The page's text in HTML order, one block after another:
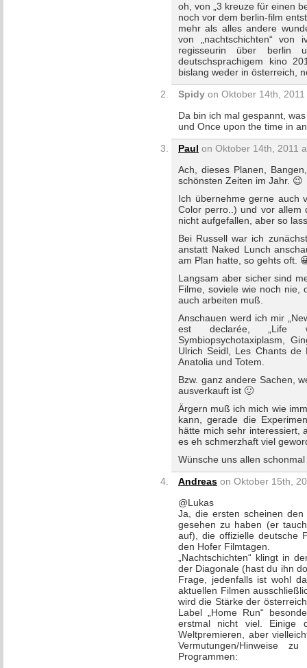
oh, von „3 kreuze für einen
noch vor dem berlin-film
mehr als alles andere
von „nachtschichten“ von
regisseurin über
deutschsprachigem kino
bislang weder in österreich,
Spidy on Oktober 14th,
Da bin ich mal gespannt,
und Once upon the time in
Paul on Oktober 14th, 2011
Ach, dieses Planen,
schönsten Zeiten im Jahr. 😉
Ich übernehme gerne auch
Color perro..) und vor allem
nicht aufgefallen, aber so
Bei Russell war ich
anstatt Naked Lunch
am Plan hatte, so gehts oft.
Langsam aber sicher sind
Filme, soviele wie noch nie,
auch arbeiten muß.
Anschauen werd ich mir
est declarée, „Life
Symbiopsychotaxiplasm,
Ulrich Seidl, Les Chants de
Anatolia und Totem.
Bzw. ganz andere Sachen,
ausverkauft ist 🙂
Ärgern muß ich mich wie
kann, gerade die
hätte mich sehr interessiert,
es eh schmerzhaft viel
Wünsche uns allen
Andreas on Oktober 15th,
@Lukas
Ja, die ersten scheinen
gesehen zu haben (er
auf), die offizielle deutsche
den Hofer Filmtagen.
„Nachtschichten“ klingt in
der Diagonale (hast du ihn
Frage, jedenfalls ist wohl
aktuellen Filmen
wird die Stärke der
Label „Home Run“
erstmal nicht viel. Einige
Weltpremieren, aber
Vermutungen/Hinweise
Programmen: